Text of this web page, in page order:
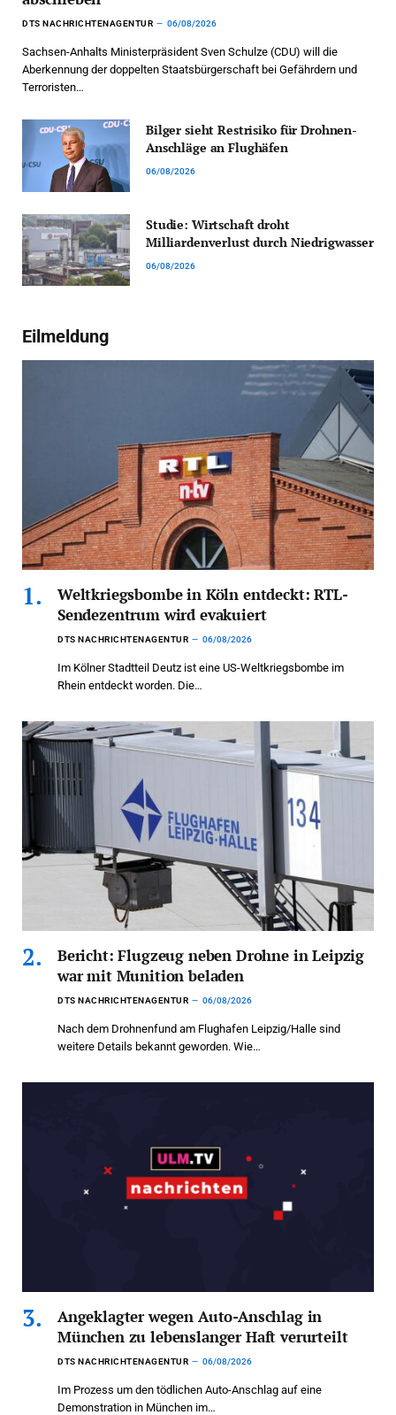
DTS NACHRICHTENAGENTUR 06/08/2026
Sachsen-Anhalts Ministerpräsident Sven Schulze (CDU) will die
Aberkennung der doppelten Staatsbürgerschaft bei Gefährdern und
Terroristen…
Bilger sieht Restrisiko für Drohnen-
Anschläge an Flughäfen
06/08/2026
Studie: Wirtschaft droht
Milliardenverlust durch Niedrigwasser
06/08/2026
Eilmeldung
Weltkriegsbombe in Köln entdeckt: RTL-
Sendezentrum wird evakuiert
DTS NACHRICHTENAGENTUR 06/08/2026
Im Kölner Stadtteil Deutz ist eine US-Weltkriegsbombe im
Rhein entdeckt worden. Die…
Bericht: Flugzeug neben Drohne in Leipzig
war mit Munition beladen
DTS NACHRICHTENAGENTUR 06/08/2026
Nach dem Drohnenfund am Flughafen Leipzig/Halle sind
weitere Details bekannt geworden. Wie…
Angeklagter wegen Auto-Anschlag in
München zu lebenslanger Haft verurteilt
DTS NACHRICHTENAGENTUR 06/08/2026
Im Prozess um den tödlichen Auto-Anschlag auf eine
Demonstration in München im…